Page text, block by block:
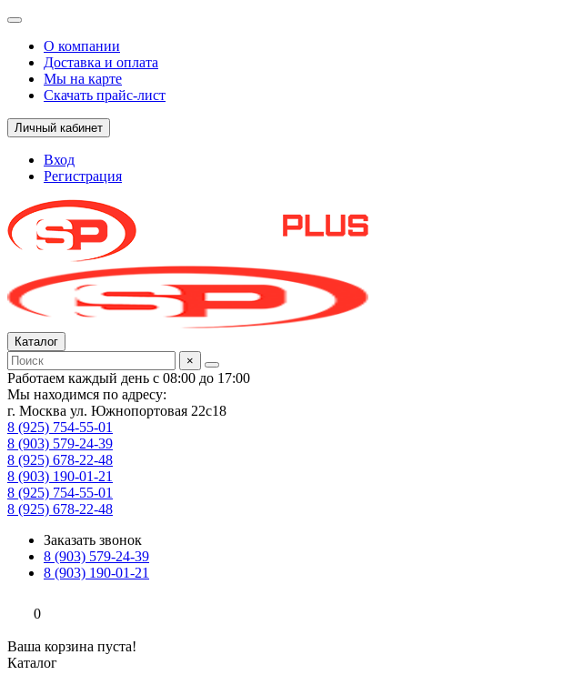
О компании
Доставка и оплата
Мы на карте
Скачать прайс-лист
Личный кабинет
Вход
Регистрация
Каталог
×
Работаем каждый день с 08:00 до 17:00
Мы находимся по адресу:
г. Москва ул. Южнопортовая 22с18
8 (925) 754-55-01
8 (903) 579-24-39
8 (925) 678-22-48
8 (903) 190-01-21
8 (925) 754-55-01
8 (925) 678-22-48
Заказать звонок
8 (903) 579-24-39
8 (903) 190-01-21
0
Ваша корзина пуста!
Каталог